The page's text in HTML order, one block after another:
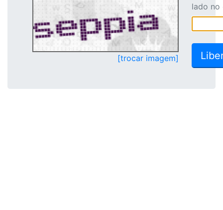
[trocar imagem]
lado no